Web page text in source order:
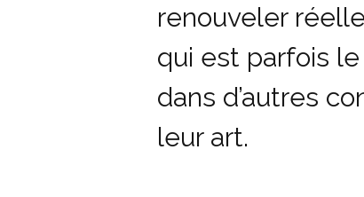
renouveler
qui est parfois
dans d’autres
leur art.